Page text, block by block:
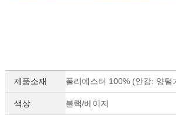
제품소재 폴리에스터 100% (안감: 양털
색상 블랙/베이지